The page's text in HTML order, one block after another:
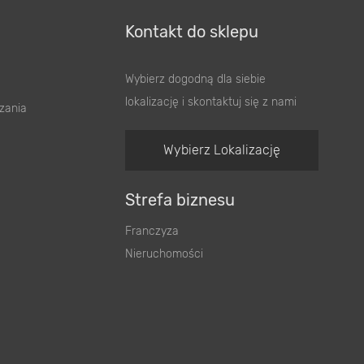
lokalizację i skontaktuj się z nami
Nieruchomości